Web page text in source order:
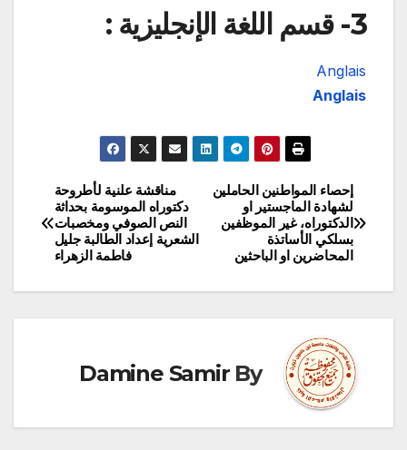
3- قسم اللغة الإنجليزية :
Anglais
Anglais
تصفّح
المقالات
مناقشة علنية لأطروحة
دكتوراه الموسومة بحداثة
النص الصوفي ومخصبات
الشعرية إعداد الطالبة جليل
فاطمة الزهراء
إحصاء المواطنين الحاملين
لشهادة الماجستير او
الدكتوراه، غير الموظفين
بسلكي الأساتذة
المحاضرين او الباحثين‎‎
By
Damine Samir